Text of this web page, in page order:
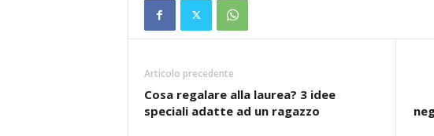
Articolo precedente
Cosa regalare alla laurea? 3 idee
speciali adatte ad un ragazzo